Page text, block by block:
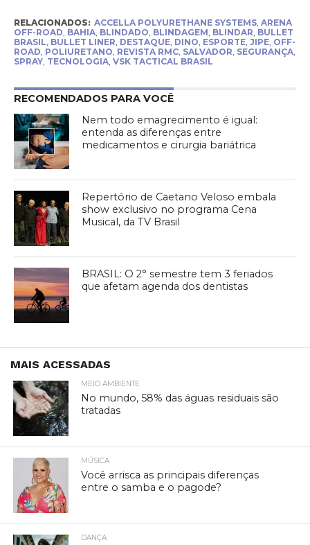
RELACIONADOS: ACCELLA POLYURETHANE SYSTEMS, ARENA
OFF-ROAD, BAHIA, BLINDADO, BLINDAGEM, BLINDAR, BULLET
BRASIL, BULLET LINER, DESTAQUE, DINO, ESPORTE, JIPE, OFF-
ROAD, POLIURETANO, REVISTA RMC, SALVADOR, SEGURANÇA,
SPRAY, TECNOLOGIA, VSK TACTICAL BRASIL
RECOMENDADOS PARA VOCÊ
Nem todo emagrecimento é igual:
entenda as diferenças entre
medicamentos e cirurgia bariátrica
Repertório de Caetano Veloso embala
show exclusivo no programa Cena
Musical, da TV Brasil
BRASIL: O 2° semestre tem 3 feriados
que afetam agenda dos dentistas
MAIS ACESSADAS
MEIO AMBIENTE
No mundo, 58% das águas residuais são
tratadas
MÚSICA
Você arrisca as principais diferenças
entre o samba e o pagode?
DANÇA